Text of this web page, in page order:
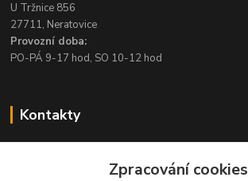
U Tržnice 856
27711, Neratovice
Provozní doba:
PO-PÁ 9-17 hod, SO 10-12 hod
Kontakty
PO-PÁ / 9-17 hod, SO 10-12 hodZpracování cookies